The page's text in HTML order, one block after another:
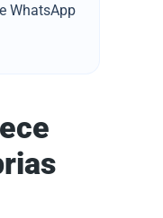
WhatsApp